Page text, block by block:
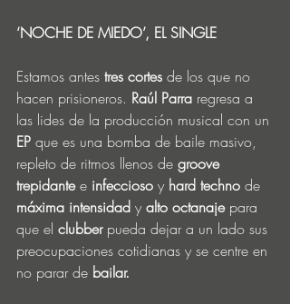
‘NOCHE DE MIEDO’, EL SINGLE
Estamos antes tres cortes de los que no
hacen prisioneros. Raúl Parra regresa a
las lides de la producción musical con un
EP que es una bomba de baile masivo,
repleto de ritmos llenos de groove
trepidante e infeccioso y hard techno de
máxima intensidad y alto octanaje para
que el clubber pueda dejar a un lado sus
preocupaciones cotidianas y se centre en
no parar de bailar.